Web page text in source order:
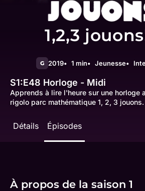
1,2,3
G 2019 1 min Jeunesse
S1:E48 Horloge - Midi
Apprends à lire l'heure sur une horloge
rigolo parc mathématique 1, 2, 3 jouons.
Détails Épisodes
À propos de la saison 1